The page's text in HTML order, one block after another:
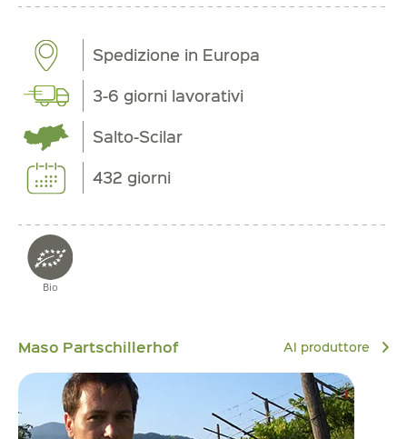
Spedizione in Europa
3-6 giorni lavorativi
Salto-Scilar
432 giorni
Bio
Maso Partschillerhof Al produttore